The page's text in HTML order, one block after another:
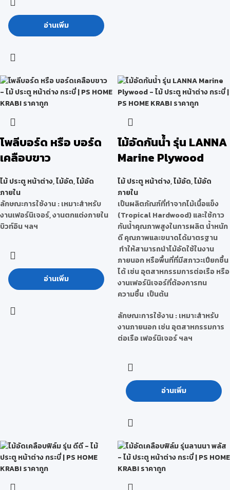
อ่านเพิ่ม
โพลีบอร์ด หรือ บอร์ด
เคลือบขาว
ไม้ ประตู หน้าต่าง,ไม้อัด,ไม้อัด
ภายใน
ลักษณะการใช้งาน : เหมาะสำหรับ
งานเฟอร์นิเจอร์, งานตกแต่งภายใน
บิวท์อิน ฯลฯ
อ่านเพิ่ม
ไม้อัดกันน้ำ รุ่น LANNA
Marine Plywood
ไม้ ประตู หน้าต่าง,ไม้อัด,ไม้อัด
ภายใน
เป็นผลิตภัณฑ์ที่ทำจากไม้เนื้อแข็ง
(Tropical Hardwood) และใช้กาว
กันน้ำคุณภาพสูงในการผลิต น้ำหนัก
ดี คุณภาพและขนาดได้มาตรฐาน
ทำให้สามารถนำไม้อัดใช้ในงาน
ภายนอก หรือพื้นที่ที่มีสภาวะเปียกชื้น
ได้ เช่น อุตสาหกรรมการต่อเรือ หรือ
งานเฟอร์นิเจอร์ที่ต้องการทน
ความชื้น เป็นต้น
ลักษณะการใช้งาน : เหมาะสำหรับ
งานภายนอก เช่น อุตสาหกรรมการ
ต่อเรือ เฟอร์นิเจอร์ ฯลฯ
อ่านเพิ่ม